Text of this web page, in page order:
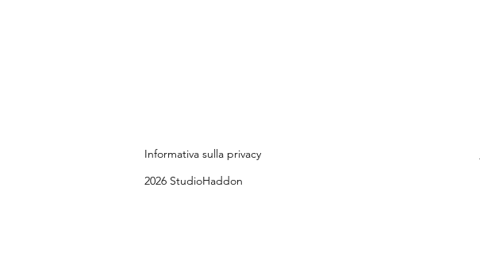
Informativa sulla privacy
2026 StudioHaddon